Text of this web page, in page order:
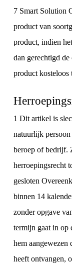
7 Smart Solution
product van
product, indien
dan gerechtigd
product kosteloos
1 Dit artikel is
natuurlijk
beroep of bedrijf.
herroepingsrecht
gesloten
binnen 14
zonder opgave
termijn gaat in op
hem aangewezen
heeft ontvangen,